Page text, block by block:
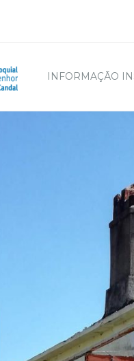
INFORMAÇÃO